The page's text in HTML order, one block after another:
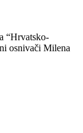
“Hrvatsko-
osnivači Milena